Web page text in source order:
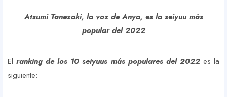
Atsumi Tanezaki, la voz de Anya, es la seiyuu más
popular del 2022
Elranking de los 10 seiyuus más populares del 2022es la
siguiente: